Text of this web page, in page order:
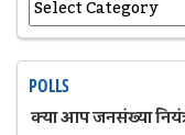
POLLS
क्या आप जनसंख्या